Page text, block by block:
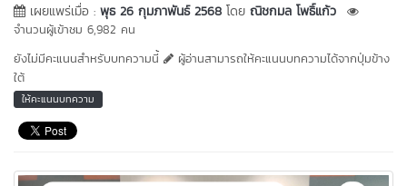
เผยแพร่เมื่อ : พุธ 26 กุมภาพันธ์ 2568 โดย ณิชกมล โพธิ์แก้ว
จำนวนผู้เข้าชม 6,982 คน
ยังไม่มีคะแนนสำหรับบทความนี้
ผู้อ่านสามารถให้คะแนนบทความได้จากปุ่มข้าง
ใต้
ให้คะแนนบทความ